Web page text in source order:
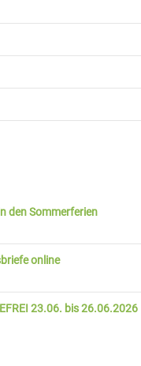
den Sommerferien
online
23.06. bis 26.06.2026